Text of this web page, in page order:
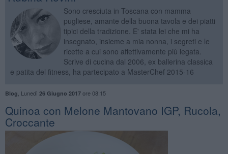
Sono cresciuta in Toscana con mamma
pugliese, amante della buona tavola e dei piatti
tipici della tradizione. E' stata lei che mi ha
insegnato, insieme a mia nonna, i segreti e le
ricette a cui sono affettivamente più legata.
Scrive di cucina dal 2006, ex ballerina classica
e patita del fitness, ha partecipato a MasterChef 2015-16
Blog Lunedì 26 Giugno 2017ore 08:15
Quinoa con Melone Mantovano IGP, Rucola,
Croccante